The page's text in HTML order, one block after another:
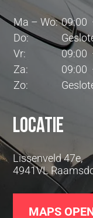
Ma – Wo: 09:00
Do:
Vr:
09:00
Za:
09:00
Zo:
Locatie
Lissenveld 47e,
4941VL
MAPS